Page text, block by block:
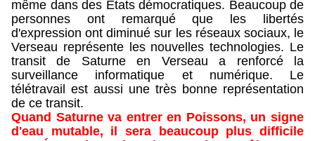
même dans des États démocratiques. Beaucoup de
personnes ont remarqué que les libertés
d'expression ont diminué sur les réseaux sociaux, le
Verseau représente les nouvelles technologies. Le
transit de Saturne en Verseau a renforcé la
surveillance informatique et numérique. Le
télétravail est aussi une très bonne représentation
de ce transit.
Quand Saturne va entrer en Poissons, un signe
d'eau mutable, il sera beaucoup plus difficile